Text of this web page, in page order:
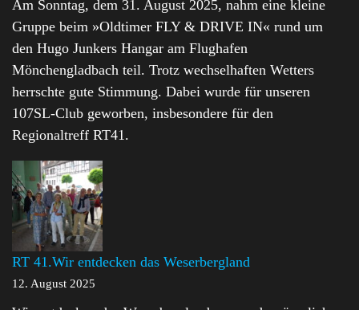
Am Sonntag, dem 31. August 2025, nahm eine kleine
Gruppe beim »Oldtimer FLY & DRIVE IN« rund um
den Hugo Junkers Hangar am Flughafen
Mönchengladbach teil. Trotz wechselhaften Wetters
herrschte gute Stimmung. Dabei wurde für unseren
107SL-Club geworben, insbesondere für den
Regionaltreff RT41.
RT 41.Wir entdecken das Weserbergland
12. August 2025